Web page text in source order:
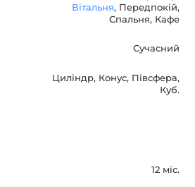
в яких вона може бути
опис для пошукових систем,
і привабливим для
продукції.
Вітальня, Передпокій,
Спальня, Кафе
Сучасний
Циліндр, Конус, Півсфера,
Куб.
12 міс.